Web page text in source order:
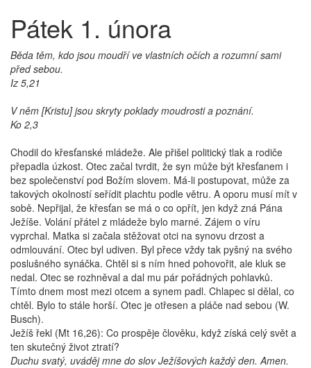
Pátek 1. února
Běda těm, kdo jsou moudří ve vlastních očích a rozumní sami
před sebou.
Iz 5,21
V něm [Kristu] jsou skryty poklady moudrosti a poznání.
Ko 2,3
Chodil do křesťanské mládeže. Ale přišel politický tlak a rodiče
přepadla úzkost. Otec začal tvrdit, že syn může být křesťanem i
bez společenství pod Božím slovem. Má-li postupovat, může za
takových okolností seřídit plachtu podle větru. A oporu musí mít v
sobě. Nepřijal, že křesťan se má o co opřít, jen když zná Pána
Ježíše. Volání přátel z mládeže bylo marné. Zájem o víru
vyprchal. Matka si začala stěžovat otci na synovu drzost a
odmlouvání. Otec byl udiven. Byl přece vždy tak pyšný na svého
poslušného synáčka. Chtěl si s ním hned pohovořit, ale kluk se
nedal. Otec se rozhněval a dal mu pár pořádných pohlavků.
Tímto dnem most mezi otcem a synem padl. Chlapec si dělal, co
chtěl. Bylo to stále horší. Otec je otřesen a pláče nad sebou (W.
Busch).
Ježíš řekl (Mt 16,26): Co prospěje člověku, když získá celý svět a
ten skutečný život ztratí?
Duchu svatý, uváděj mne do slov Ježíšových každý den. Amen.